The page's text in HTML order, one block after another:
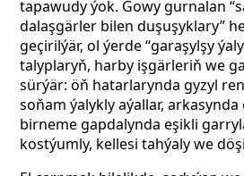
tapawudy ýok. Gowy gurnalan
dalaşgärler bilen duşuşyklary”
geçirilýär, ol ýerde “garaşylşy
talyplaryň, harby işgärleriň we
sürýär: öň hatarlarynda gyzyl
soňam ýalykly aýallar, arkasynda
birneme gapdalynda eşikli
kostýumly, kellesi tahýaly we